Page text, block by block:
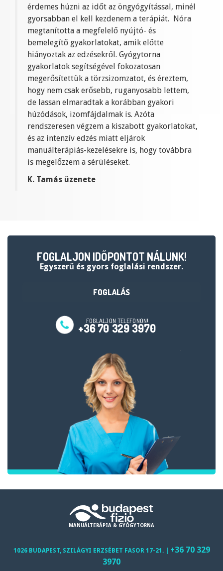
érdemes húzni az időt az öngyógyítással, minél
gyorsabban el kell kezdenem a terápiát. Nóra
megtanította a megfelelő nyújtó- és
bemelegítő gyakorlatokat, amik előtte
hiányoztak az edzésekről. Gyógytorna
gyakorlatok segítségével fokozatosan
megerősítettük a törzsizomzatot, és éreztem,
hogy nem csak erősebb, ruganyosabb lettem,
de lassan elmaradtak a korábban gyakori
húzódások, izomfájdalmak is. Azóta
rendszeresen végzem a kiszabott gyakorlatokat,
és az intenzív edzés miatt eljárok
manuálterápiás-kezelésekre is, hogy továbbra
is megelőzzem a sérüléseket.
K. Tamás üzenete
FOGLALJON IDŐPONTOT NÁLUNK!
egyszerű és gyors foglalási rendszer.
FOGLALÁS
FOGLALJON TELEFONON!
+36 70 329 3970
MANUÁLTERÁPIA & GYÓGYTORNA
1026 BUDAPEST, SZILÁGYI ERZSÉBET FASOR 17-21. |
+36 70 329
3970